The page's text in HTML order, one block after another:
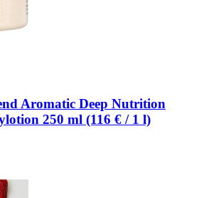
Aromatic Deep Nutrition
250 ml (116 € / 1 l)